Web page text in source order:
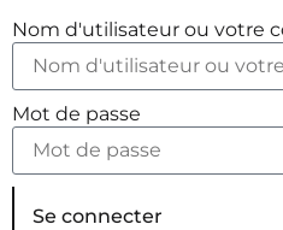
Nom d'utilisateur ou votre
Mot de passe
Se connecter